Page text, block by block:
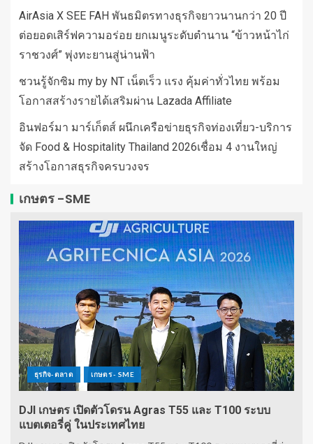
AirAsia X SEE FAH พันธมิตรทางธุรกิจยาวนานกว่า 20 ปี
ต่อยอดเสิร์ฟความอร่อย ยกเมนูระดับตำนาน “ข้าวหน้าไก่
ราชวงศ์” พุ่งทะยานสู่น่านฟ้า
ชวนรู้จักซิม my by NT เน็ตเร็ว แรง คุ้มค่าทั่วไทย พร้อม
โอกาสสร้างรายได้เสริมผ่าน Lazada Affiliate
อินฟอร์มา มาร์เก็ตส์ ผนึกเครือข่ายธุรกิจท่องเที่ยว-บริการ
จัด Food & Hospitality Thailand 2026เชื่อม 4 งานใหญ่
สร้างโอกาสธุรกิจครบวงจร
เกษตร -SME
ธุรกิจ-ตลาด เกษตร - SME
DJI เกษตร เปิดตัวโดรน Agras T55 และ T100 ระบบ
แบตเตอรี่คู่ ในประเทศไทย